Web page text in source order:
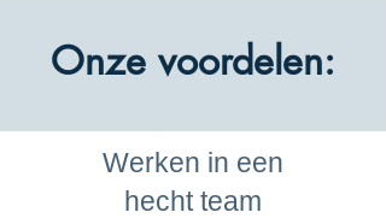
Onze voordelen:
Werken in een
hecht team